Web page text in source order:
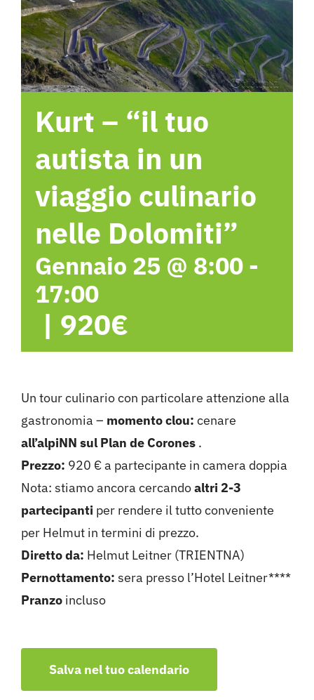
Hotel
Contattami
Kurt – “il tuo
autista in un
viaggio culinario
nelle Dolomiti”
Gennaio 25 @ 8:00 -
17:00
| 920€
Un tour culinario con particolare attenzione alla
gastronomia – momento clou: cenare
all’alpiNN sul Plan de Corones .
Prezzo: 920 € a partecipante in camera doppia
Nota: stiamo ancora cercandoaltri 2-3
partecipanti per rendere il tutto conveniente
per Helmut in termini di prezzo.
Diretto da: Helmut Leitner (TRIENTNA)
Pernottamento: sera presso l’Hotel Leitner****
Pranzo incluso
Salva nel tuo calendario